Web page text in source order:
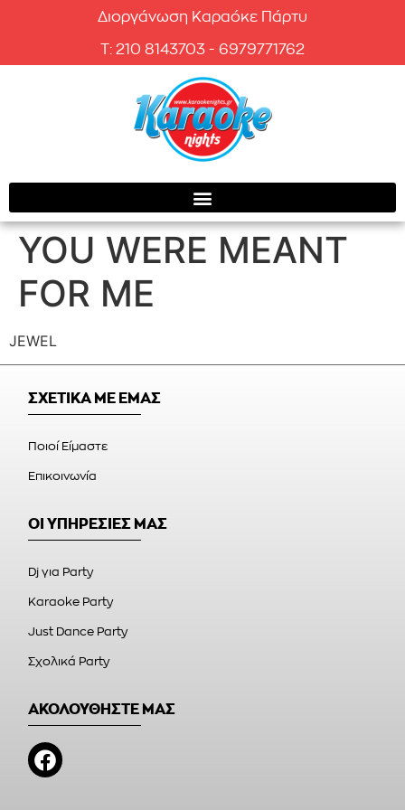
Διοργάνωση Καραόκε Πάρτυ
T: 210 8143703 - 6979771762
YOU WERE MEANT
FOR ME
JEWEL
ΣΧΕΤΙΚΑ ΜΕ ΕΜΑΣ
Ποιοί Είμαστε
Επικοινωνία
ΟΙ ΥΠΗΡΕΣΙΕΣ ΜΑΣ
Dj για Party
Karaoke Party
Just Dance Party
Σχολικά Party
ΑΚΟΛΟΥΘΗΣΤΕ ΜΑΣ